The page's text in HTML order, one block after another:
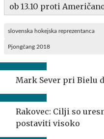
ob 13.10 proti
slovenska hokejska reprezentanca
Pjongčang 2018
Mark Sever pri Bielu
Rakovec: Cilji so
postaviti visoko